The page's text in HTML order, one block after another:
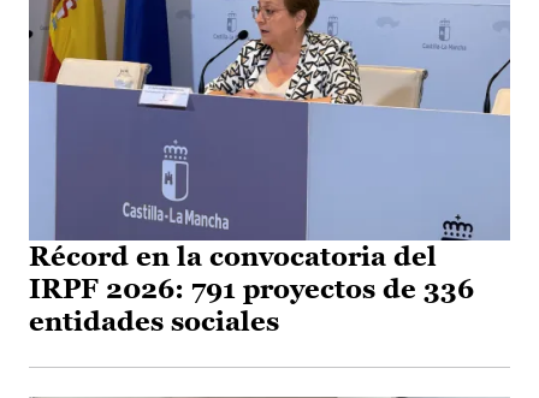
Récord en la convocatoria del
IRPF 2026: 791 proyectos de 336
entidades sociales